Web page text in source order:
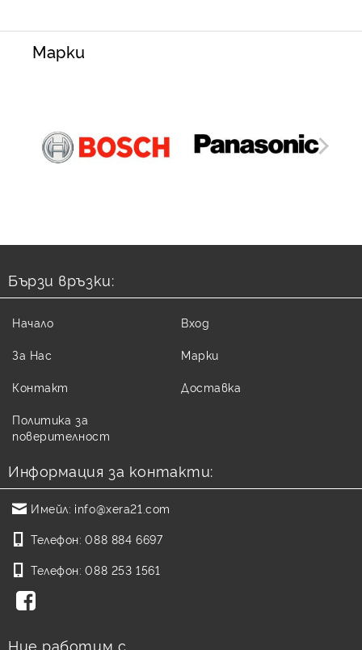
Марки
Бързи връзки:
Начало
За Нас
Контакт
Политика за
поверителност
Вход
Марки
Доставка
Информация за контакти:
Имейл: info@xera21.com
Телефон: 088 884 6697
Телефон: 088 253 1561
Ние работим с